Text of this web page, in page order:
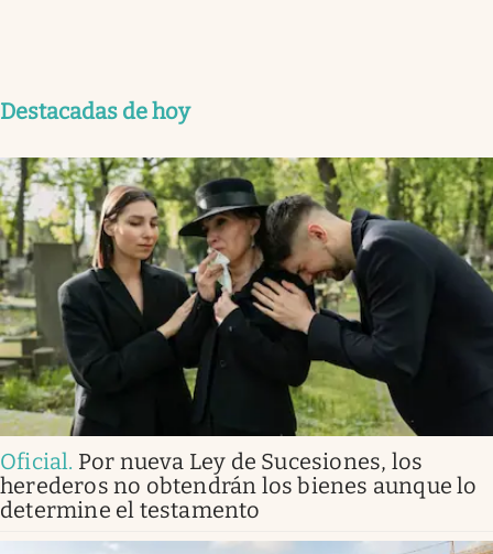
Destacadas de hoy
Oficial. Por nueva Ley de Sucesiones, los
herederos no obtendrán los bienes aunque lo
determine el testamento